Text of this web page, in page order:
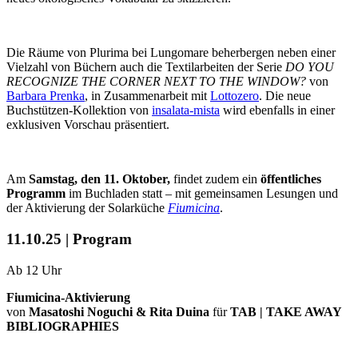
Die Räume von Plurima bei Lungomare beherbergen neben einer
Vielzahl von Büchern auch die Textilarbeiten der Serie DO YOU
RECOGNIZE THE CORNER NEXT TO THE WINDOW? von
Barbara Prenka, in Zusammenarbeit mit Lottozero. Die neue
Buchstützen-Kollektion von insalata-mista wird ebenfalls in einer
exklusiven Vorschau präsentiert.
Am Samstag, den 11. Oktober, findet zudem ein öffentliches
Programm im Buchladen statt – mit gemeinsamen Lesungen und
der Aktivierung der Solarküche Fiumicina.
11.10.25 | Program
Ab 12 Uhr
Fiumicina-Aktivierung
von Masatoshi Noguchi & Rita Duina fürTAB | TAKE AWAY
BIBLIOGRAPHIES